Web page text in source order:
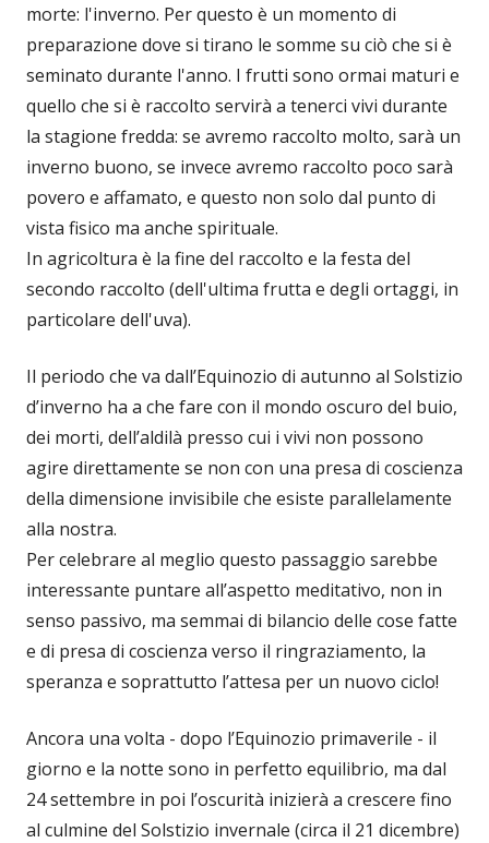
morte: l'inverno. Per questo è un momento di
preparazione dove si tirano le somme su ciò che si è
seminato durante l'anno. I frutti sono ormai maturi e
quello che si è raccolto servirà a tenerci vivi durante
la stagione fredda: se avremo raccolto molto, sarà un
inverno buono, se invece avremo raccolto poco sarà
povero e affamato, e questo non solo dal punto di
vista fisico ma anche spirituale.
In agricoltura è la fine del raccolto e la festa del
secondo raccolto (dell'ultima frutta e degli ortaggi, in
particolare dell'uva).
Il periodo che va dall’Equinozio di autunno al Solstizio
d’inverno ha a che fare con il mondo oscuro del buio,
dei morti, dell’aldilà presso cui i vivi non possono
agire direttamente se non con una presa di coscienza
della dimensione invisibile che esiste parallelamente
alla nostra.
Per celebrare al meglio questo passaggio sarebbe
interessante puntare all’aspetto meditativo, non in
senso passivo, ma semmai di bilancio delle cose fatte
e di presa di coscienza verso il ringraziamento, la
speranza e soprattutto l’attesa per un nuovo ciclo!
Ancora una volta - dopo l’Equinozio primaverile - il
giorno e la notte sono in perfetto equilibrio, ma dal
24 settembre in poi l’oscurità inizierà a crescere fino
al culmine del Solstizio invernale (circa il 21 dicembre)